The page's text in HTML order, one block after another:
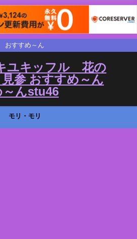
おすすめ～ん
ユキッフル 花の
参 おすすめ～ん
～んstu46
モリ・モリ